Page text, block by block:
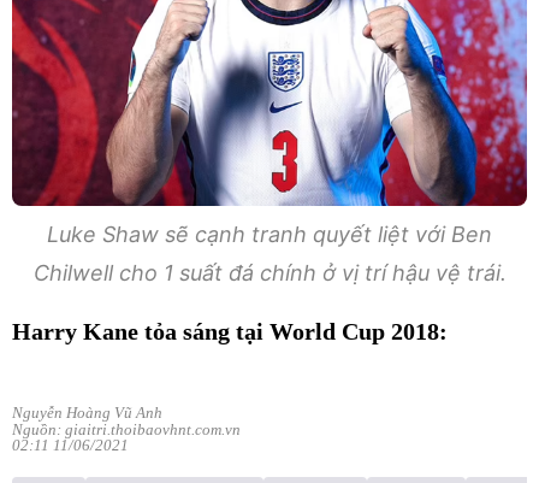
Luke Shaw sẽ cạnh tranh quyết liệt với Ben
Chilwell cho 1 suất đá chính ở vị trí hậu vệ trái.
Harry Kane tỏa sáng tại World Cup 2018:
Nguyễn Hoàng Vũ Anh
Nguồn: giaitri.thoibaovhnt.com.vn
02:11 11/06/2021